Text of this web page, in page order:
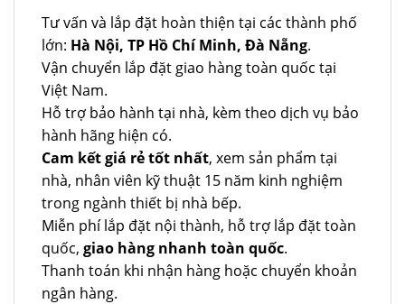
Tư vấn và lắp đặt hoàn thiện tại các thành phố
lớn: Hà Nội, TP Hồ Chí Minh, Đà Nẵng.
Vận chuyển lắp đặt giao hàng toàn quốc tại
Việt Nam.
Hỗ trợ bảo hành tại nhà, kèm theo dịch vụ bảo
hành hãng hiện có.
Cam kết giá rẻ tốt nhất, xem sản phẩm tại
nhà, nhân viên kỹ thuật 15 năm kinh nghiệm
trong ngành thiết bị nhà bếp.
Miễn phí lắp đặt nội thành, hỗ trợ lắp đặt toàn
quốc, giao hàng nhanh toàn quốc.
Thanh toán khi nhận hàng hoặc chuyển khoản
ngân hàng.